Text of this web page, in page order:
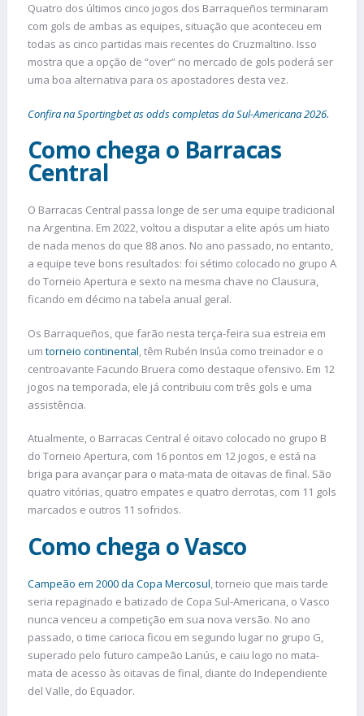
Quatro dos últimos cinco jogos dos Barraqueños terminaram
com gols de ambas as equipes, situação que aconteceu em
todas as cinco partidas mais recentes do Cruzmaltino. Isso
mostra que a opção de “over” no mercado de gols poderá ser
uma boa alternativa para os apostadores desta vez.
Confira na Sportingbet as odds completas da Sul-Americana 2026.
Como chega o Barracas
Central
O Barracas Central passa longe de ser uma equipe tradicional
na Argentina. Em 2022, voltou a disputar a elite após um hiato
de nada menos do que 88 anos. No ano passado, no entanto,
a equipe teve bons resultados: foi sétimo colocado no grupo A
do Torneio Apertura e sexto na mesma chave no Clausura,
ficando em décimo na tabela anual geral.
Os Barraqueños, que farão nesta terça-feira sua estreia em
um torneio continental, têm Rubén Insúa como treinador e o
centroavante Facundo Bruera como destaque ofensivo. Em 12
jogos na temporada, ele já contribuiu com três gols e uma
assistência.
Atualmente, o Barracas Central é oitavo colocado no grupo B
do Torneio Apertura, com 16 pontos em 12 jogos, e está na
briga para avançar para o mata-mata de oitavas de final. São
quatro vitórias, quatro empates e quatro derrotas, com 11 gols
marcados e outros 11 sofridos.
Como chega o Vasco
Campeão em 2000 da Copa Mercosul, torneio que mais tarde
seria repaginado e batizado de Copa Sul-Americana, o Vasco
nunca venceu a competição em sua nova versão. No ano
passado, o time carioca ficou em segundo lugar no grupo G,
superado pelo futuro campeão Lanús, e caiu logo no mata-
mata de acesso às oitavas de final, diante do Independiente
del Valle, do Equador.